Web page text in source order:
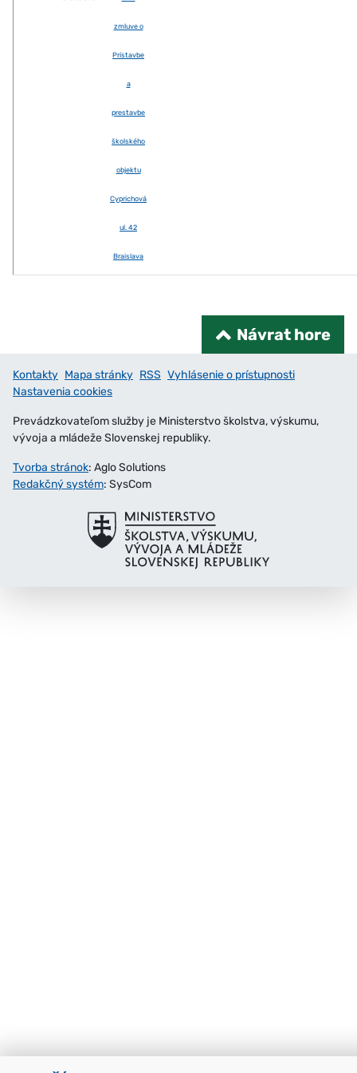
zmluve o
Prístavbe
a
prestavbe
školského
objektu
Cyprichová
ul. 42
Braislava
Návrat hore
Kontakty Mapa stránky RSS Vyhlásenie o prístupnosti
Nastavenia cookies
Prevádzkovateľom služby je Ministerstvo školstva, výskumu,
vývoja a mládeže Slovenskej republiky.
Tvorba stránok: Aglo Solutions
Redakčný systém: SysCom